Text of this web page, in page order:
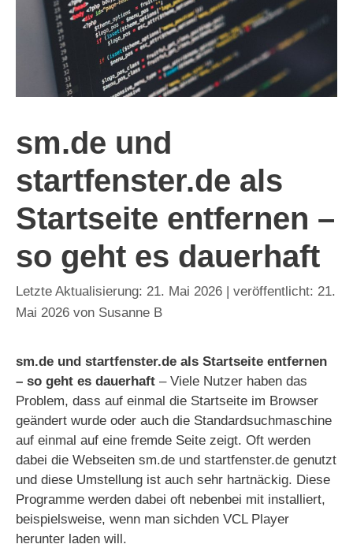
sm.de und
startfenster.de als
Startseite entfernen –
so geht es dauerhaft
21. Mai 2026
21.
Mai 2026 von Susanne B
sm.de und startfenster.de als Startseite entfernen
– so geht es dauerhaft – Viele Nutzer haben das
Problem, dass auf einmal die Startseite im Browser
geändert wurde oder auch die Standardsuchmaschine
auf einmal auf eine fremde Seite zeigt. Oft werden
dabei die Webseiten sm.de und startfenster.de genutzt
und diese Umstellung ist auch sehr hartnäckig. Diese
Programme werden dabei oft nebenbei mit installiert,
beispielsweise, wenn man sichden VCL Player
herunter laden will.